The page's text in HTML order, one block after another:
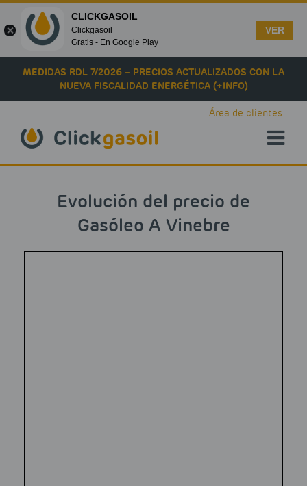
Skip to main content
MEDIDAS RDL 7/2026 – PRECIOS ACTUALIZADOS CON LA
NUEVA FISCALIDAD ENERGÉTICA (+INFO)
Área de clientes
Evolución del precio de
Gasóleo A Vinebre
CLICKGASOIL
Clickgasoil
Gratis - En Google Play
VER